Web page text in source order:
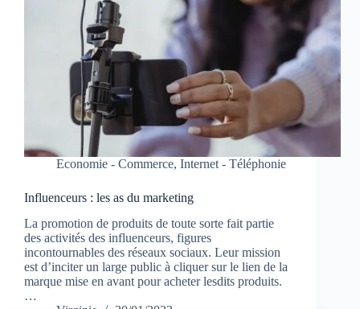
Economie - Commerce, Internet - Téléphonie
Influenceurs : les as du marketing
La promotion de produits de toute sorte fait partie
des activités des influenceurs, figures
incontournables des réseaux sociaux. Leur mission
est d’inciter un large public à cliquer sur le lien de la
marque mise en avant pour acheter lesdits produits.
…